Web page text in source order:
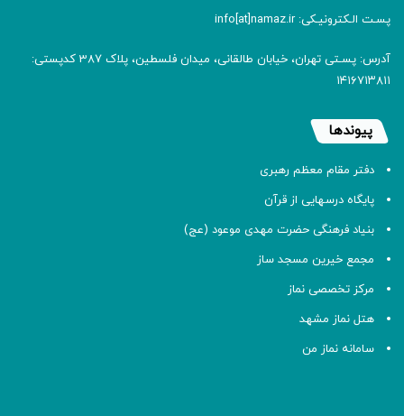
پسـت الـکترونیـکی: info[at]namaz.ir
آدرس: پسـتی تهران، خیابان طالقانی، میدان فلسطین، پلاک 387 کدپستی:
۱۴۱۶۷۱۳۸۱۱
پیوندها
دفتر مقام معظم رهبری
پایگاه درسهایی از قرآن
بنیاد فرهنگی حضرت مهدی موعود (عج)
مجمع خیرین مسجد ساز
مرکز تخصصی نماز
هتل نماز مشهد
سامانه نماز من